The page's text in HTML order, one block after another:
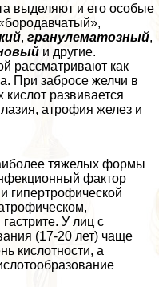
выделяют и его особые
, гранулематозный,
и другие.
рассматривают как
При забросе желчи в
развивается
атрофия желез и
тяжелых формы
фактор
гипертрофической
У лиц с
(17-20 лет) чаще
кислотности, а